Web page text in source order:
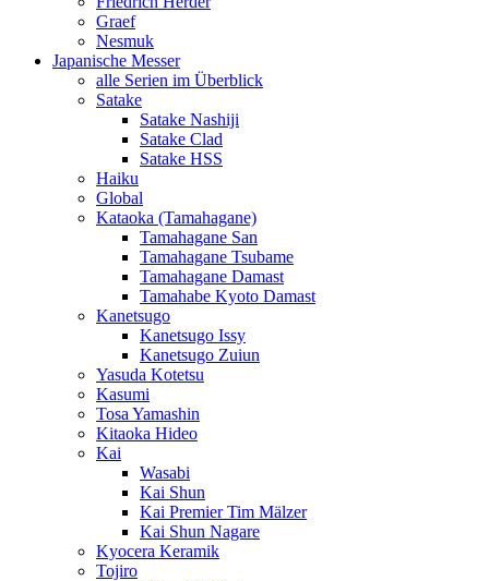
Graef
Nesmuk
Japanische Messer
alle Serien im Überblick
Satake
Satake Nashiji
Satake Clad
Satake HSS
Haiku
Global
Kataoka (Tamahagane)
Tamahagane San
Tamahagane Tsubame
Tamahagane Damast
Tamahabe Kyoto Damast
Kanetsugo
Kanetsugo Issy
Kanetsugo Zuiun
Yasuda Kotetsu
Kasumi
Tosa Yamashin
Kitaoka Hideo
Kai
Wasabi
Kai Shun
Kai Premier Tim Mälzer
Kai Shun Nagare
Kyocera Keramik
Tojiro